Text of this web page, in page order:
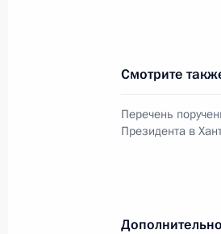
Церемония
Смотрите
Перечень
Президента в
Дополнительно